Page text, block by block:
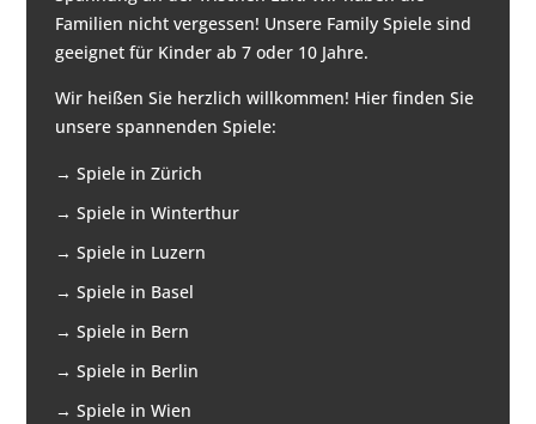
Familien nicht vergessen! Unsere Family Spiele sind
geeignet für Kinder ab 7 oder 10 Jahre.
Wir heißen Sie herzlich willkommen! Hier finden Sie
unsere spannenden Spiele:
→Spiele in Zürich
→Spiele in Winterthur
→Spiele in Luzern
→Spiele in Basel
→Spiele in Bern
→Spiele in Berlin
→Spiele in Wien